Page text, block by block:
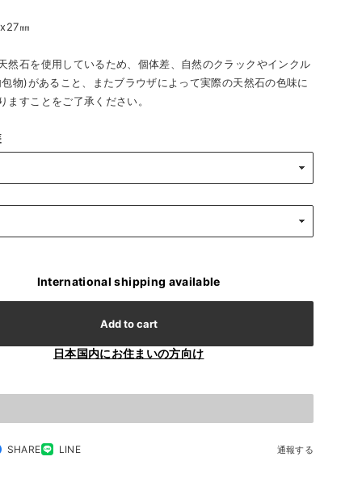
㎜
然石を使用しているため、個体差、自然のクラックやインクル
物)があること、またブラウザによって実際の天然石の色味に
ますことをご了承ください。
International shipping available
Add to cart
日本国内にお住まいの方向け
SHARE LINE 通報する